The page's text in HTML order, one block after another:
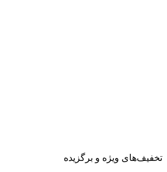
تخفیف‌های ویژه و برگزیده